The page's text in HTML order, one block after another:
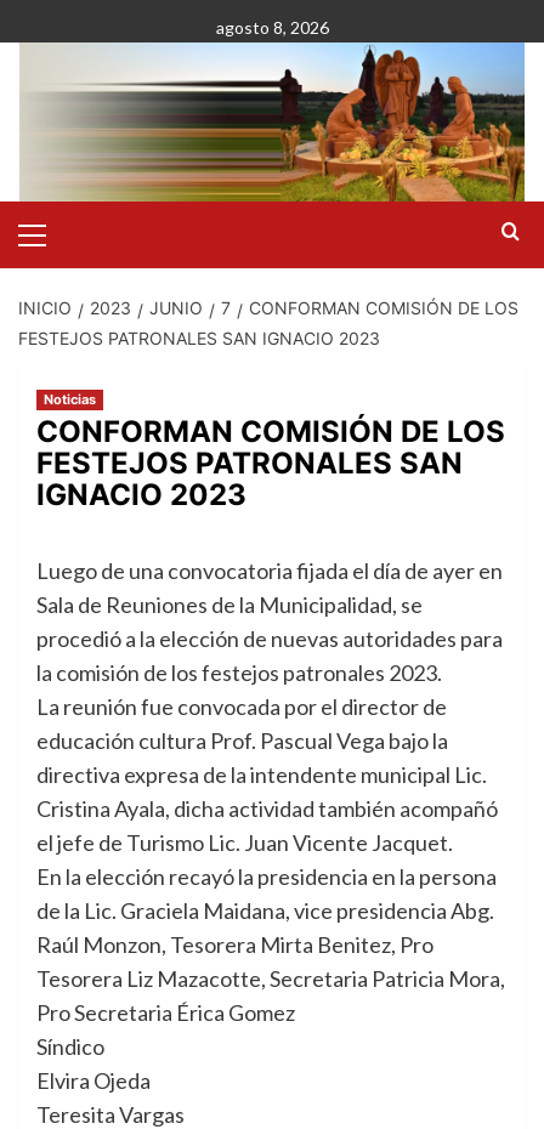
al
agosto 8, 2026
primario
INICIO 2023 JUNIO 7
CONFORMAN COMISIÓN DE LOS
FESTEJOS PATRONALES SAN IGNACIO 2023
Noticias
CONFORMAN COMISIÓN DE LOS
FESTEJOS PATRONALES SAN
IGNACIO 2023
Luego de una convocatoria fijada el día de ayer en
Sala de Reuniones de la Municipalidad, se
procedió a la elección de nuevas autoridades para
la comisión de los festejos patronales 2023.
La reunión fue convocada por el director de
educación cultura Prof. Pascual Vega bajo la
directiva expresa de la intendente municipal Lic.
Cristina Ayala, dicha actividad también acompañó
el jefe de Turismo Lic. Juan Vicente Jacquet.
En la elección recayó la presidencia en la persona
de la Lic. Graciela Maidana, vice presidencia Abg.
Raúl Monzon, Tesorera Mirta Benitez, Pro
Tesorera Liz Mazacotte, Secretaria Patricia Mora,
Pro Secretaria Érica Gomez
Síndico
Elvira Ojeda
Teresita Vargas